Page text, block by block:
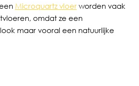
Microquartz vloerworden vaak
omdat ze een
maar vooral een natuurlijke